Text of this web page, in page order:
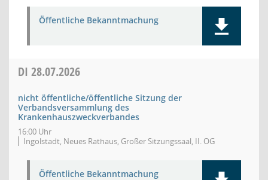
Öffentliche Bekanntmachung
DI 28.07.2026
nicht öffentliche/öffentliche Sitzung der
Verbandsversammlung des
Krankenhauszweckverbandes
16:00 Uhr
Ingolstadt, Neues Rathaus, Großer Sitzungssaal, II. OG
Öffentliche Bekanntmachung